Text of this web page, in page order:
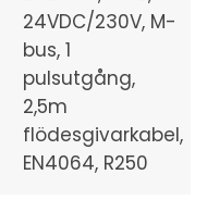
24VDC/230V, M-
bus, 1
pulsutgång,
2,5m
flödesgivarkabel,
EN4064, R250